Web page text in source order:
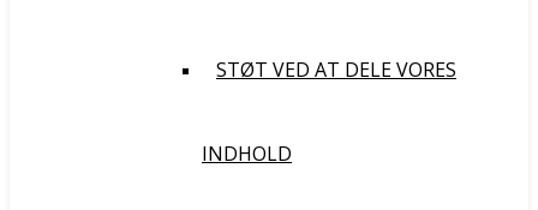
STØT VED AT DELE VORES
INDHOLD